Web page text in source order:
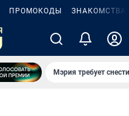
ПРОМОКОДЫ ЗНАКОМСТВА
Мэрия требует